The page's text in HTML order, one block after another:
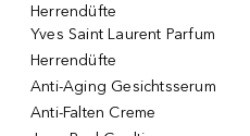
Herrendüfte
Yves Saint Laurent Parfum
Herrendüfte
Anti-Aging Gesichtsserum
Anti-Falten Creme